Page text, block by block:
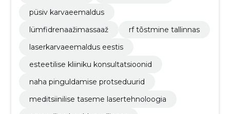
püsiv karvaeemaldus
lümfidrenaažimassaaž
rf tõstmine tallinnas
laserkarvaeemaldus eestis
esteetilise kliiniku konsultatsioonid
naha pinguldamise protseduurid
meditsiinilise taseme lasertehnoloogia